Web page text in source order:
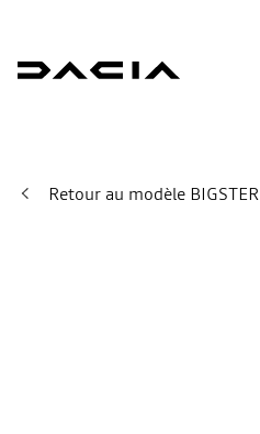
Retour au modèle BIGSTER